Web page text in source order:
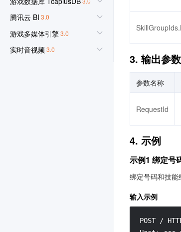
腾讯云 BI 3.0
游戏多媒体引擎3.0
实时音视频3.0
3. 输出参数
参数名称
RequestId
4. 示例
示例1 绑定号
绑定号码和技能
输入示例
POST /